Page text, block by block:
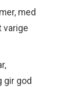
med
varige
gir god